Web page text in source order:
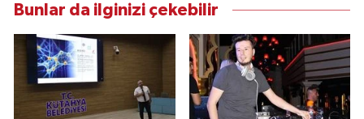
Bunlar da ilginizi çekebilir